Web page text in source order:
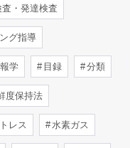
・発達検査
グ指導
学 目録 分類
度保持法
レス 水素ガス